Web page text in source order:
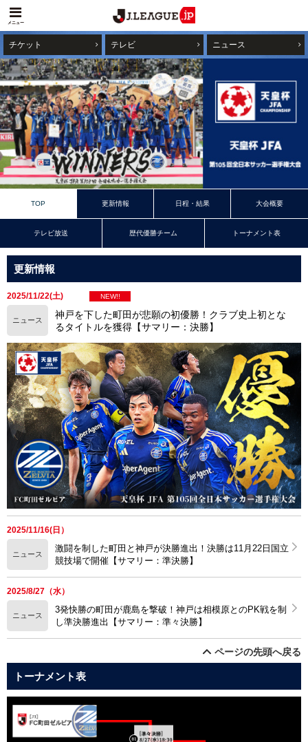
メニュー
チケット テレビ ニュース
TOP 更新情報 日程・結果 大会概要
テレビ放送 歴代優勝チーム トーナメント表
更新情報
2025/11/22(土) NEW!!
ニュース
神戸を下した町田が悲願の初優勝！クラブ史上初とな
るタイトルを獲得【サマリー：決勝】
2025/11/16(日）
ニュース
激闘を制した町田と神戸が決勝進出！決勝は11月22日国立
競技場で開催【サマリー：準決勝】
2025/8/27（水）
ニュース
3発快勝の町田が鹿島を撃破！神戸は相模原とのPK戦を制
し準決勝進出【サマリー：準々決勝】
ページの先頭へ戻る
トーナメント表